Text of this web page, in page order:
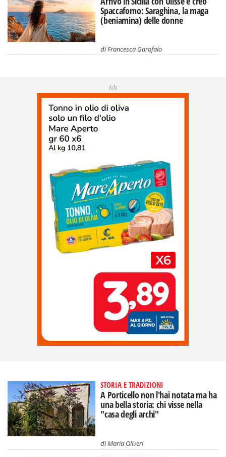
Spaccaforno: Saraghina, la maga
(beniamina) delle donne
diFrancesca Garofalo
Adv
STORIA E TRADIZIONI
A Porticello non l'hai notata ma ha
una bella storia: chi visse nella
"casa degli archi"
diMaria Oliveri